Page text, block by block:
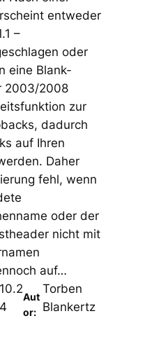
entweder
–
oder
eine Blank-
2003/2008
zur
dadurch
auf Ihren
Daher
fehl, wenn
oder der
nicht mit
auf…
Aut
or:
Torben
Blankertz